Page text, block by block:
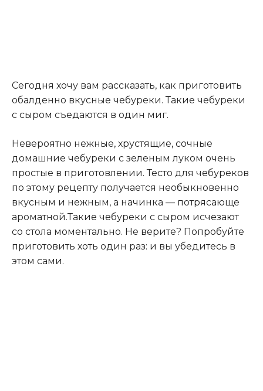
Сегодня хочу вам рассказать, как приготовить
обалденно вкусные чебуреки. Такие чебуреки
с сыром съедаются в один миг.
Невероятно нежные, хрустящие, сочные
домашние чебуреки с зеленым луком очень
простые в приготовлении. Тесто для чебуреков
по этому рецепту получается необыкновенно
вкусным и нежным, а начинка — потрясающе
ароматной.Такие чебуреки с сыром исчезают
со стола моментально. Не верите? Попробуйте
приготовить хоть один раз: и вы убедитесь в
этом сами.